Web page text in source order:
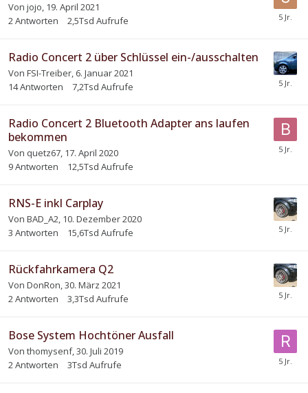
Von jojo, 19. April 2021
2Antworten 2,5Tsd Aufrufe
Radio Concert 2 über Schlüssel ein-/ausschalten
Von FSI-Treiber, 6. Januar 2021
14Antworten 7,2Tsd Aufrufe
Radio Concert 2 Bluetooth Adapter ans laufen
bekommen
Von quetz67, 17. April 2020
9Antworten 12,5Tsd Aufrufe
RNS-E inkl Carplay
Von BAD_A2, 10. Dezember 2020
3 Antworten 15,6Tsd Aufrufe
Rückfahrkamera Q2
Von DonRon,30. März 2021
2Antworten 3,3Tsd Aufrufe
Bose System Hochtöner Ausfall
Von thomysenf,30. Juli 2019
2Antworten 3Tsd Aufrufe